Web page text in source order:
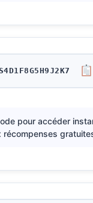
pour accéder
récompenses